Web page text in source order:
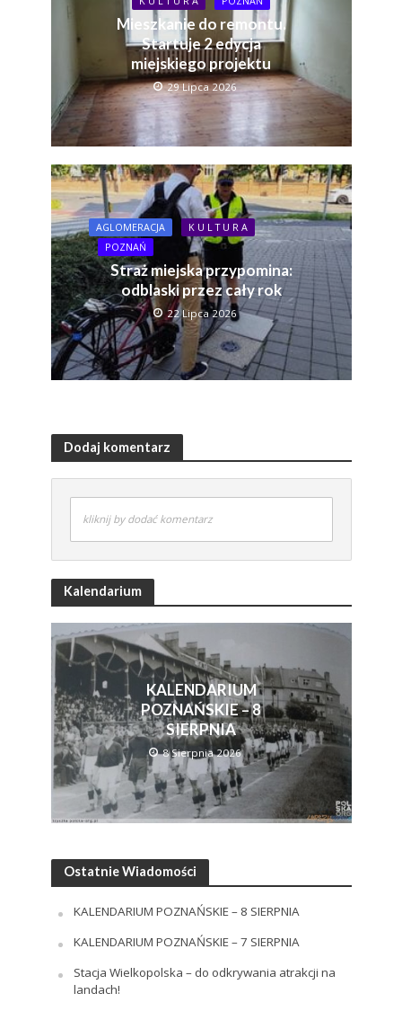
Mieszkanie do remontu.
Startuje 2 edycja
miejskiego projektu
29 Lipca 2026
AGLOMERACJA
K U L T U R A
POZNAŃ
Straż miejska przypomina:
odblaski przez cały rok
22 Lipca 2026
Dodaj komentarz
kliknij by dodać komentarz
Kalendarium
KALENDARIUM
POZNAŃSKIE – 8
SIERPNIA
8 Sierpnia 2026
Ostatnie Wiadomości
KALENDARIUM POZNAŃSKIE – 8 SIERPNIA
KALENDARIUM POZNAŃSKIE – 7 SIERPNIA
Stacja Wielkopolska – do odkrywania atrakcji na
landach!